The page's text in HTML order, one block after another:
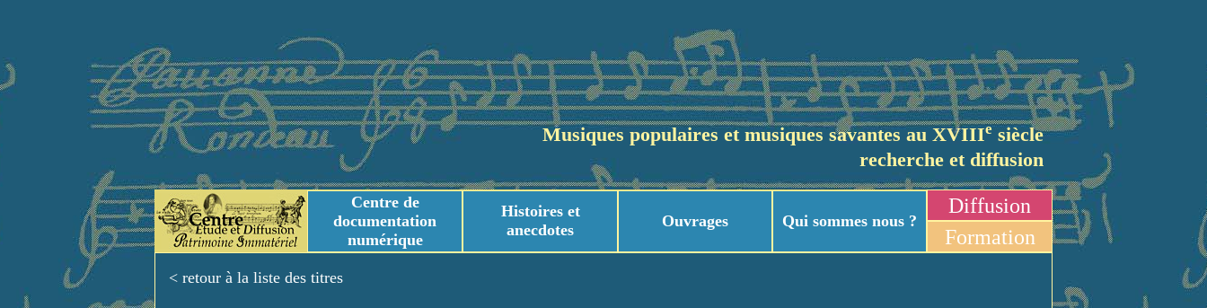
Musiques populaires et musiques savantes au XVIIIesiècle
recherche et diffusion
Centre de
documentation
numérique
Histoires et
anecdotes
Ouvrages Qui sommes nous ?
Diffusion
Formation
< retour à la liste des titres